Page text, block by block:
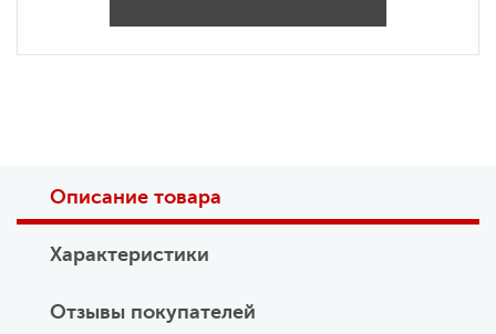
Описание товара
Характеристики
Отзывы покупателей